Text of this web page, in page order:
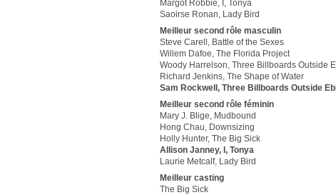
Margot Robbie, I, Tonya
Saoirse Ronan, Lady Bird
Meilleur second rôle masculin
Steve Carell, Battle of the Sexes
Willem Dafoe, The Florida Project
Woody Harrelson, Three Billboards Outside
Richard Jenkins, The Shape of Water
Sam Rockwell, Three Billboards Outside
Meilleur second rôle féminin
Mary J. Blige, Mudbound
Hong Chau, Downsizing
Holly Hunter, The Big Sick
Allison Janney, I, Tonya
Laurie Metcalf, Lady Bird
Meilleur casting
The Big Sick